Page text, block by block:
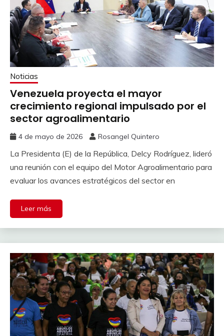
Noticias
Venezuela proyecta el mayor
crecimiento regional impulsado por el
sector agroalimentario
4 de mayo de 2026 Rosangel Quintero
La Presidenta (E) de la República, Delcy Rodríguez, lideró
una reunión con el equipo del Motor Agroalimentario para
evaluar los avances estratégicos del sector en
Leer más